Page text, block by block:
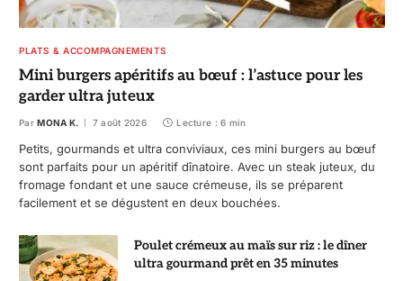
PLATS & ACCOMPAGNEMENTS
Mini burgers apéritifs au bœuf : l’astuce pour les
garder ultra juteux
Par MONA K. 7 août 2026 Lecture : 6 min
Petits, gourmands et ultra conviviaux, ces mini burgers au bœuf
sont parfaits pour un apéritif dînatoire. Avec un steak juteux, du
fromage fondant et une sauce crémeuse, ils se préparent
facilement et se dégustent en deux bouchées.
Poulet crémeux au maïs sur riz : le dîner
ultra gourmand prêt en 35 minutes